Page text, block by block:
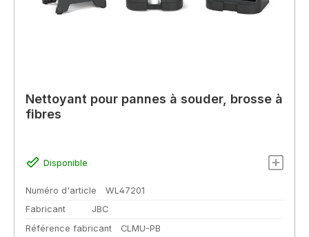
Nettoyant pour pannes à souder, brosse à
fibres
Disponible
Numéro d'article
WL47201
Fabricant
JBC
Référence fabricant
CLMU-PB